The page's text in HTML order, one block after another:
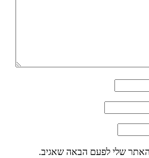
שלי לפעם הבאה שאגיב.